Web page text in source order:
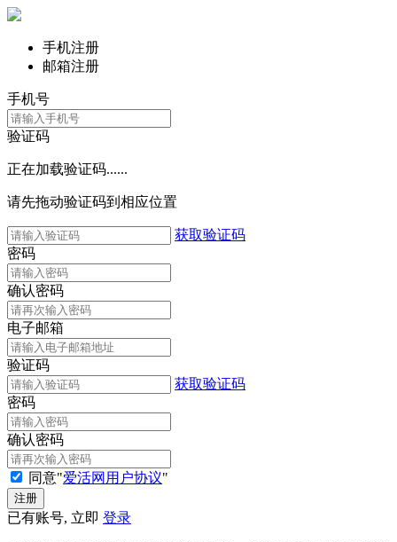
手机注册
邮箱注册
手机号
验证码
正在加载验证码......
请先拖动验证码到相应位置
获取验证码
密码
确认密码
电子邮箱
验证码
获取验证码
密码
确认密码
同意"爱活网用户协议"
已有账号, 立即 登录